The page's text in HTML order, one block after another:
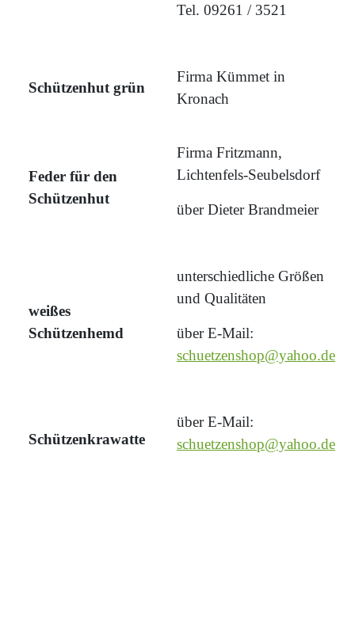
Tel. 09261 / 3521
Schützenhut grün
Firma Kümmet in
Kronach
Feder für den
Schützenhut
Firma Fritzmann,
Lichtenfels-Seubelsdorf
über Dieter Brandmeier
weißes
Schützenhemd
unterschiedliche Größen
und Qualitäten
über E-Mail:
schuetzenshop@yahoo.de
Schützenkrawatte
über E-Mail:
schuetzenshop@yahoo.de